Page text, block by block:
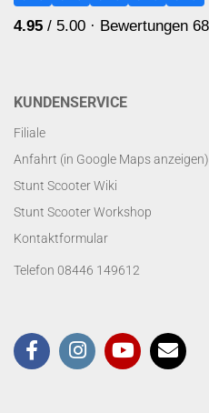
KUNDENSERVICE
Filiale
Anfahrt (in Google Maps anzeigen)
Stunt Scooter Wiki
Stunt Scooter Workshop
Kontaktformular
Telefon 08446 149612